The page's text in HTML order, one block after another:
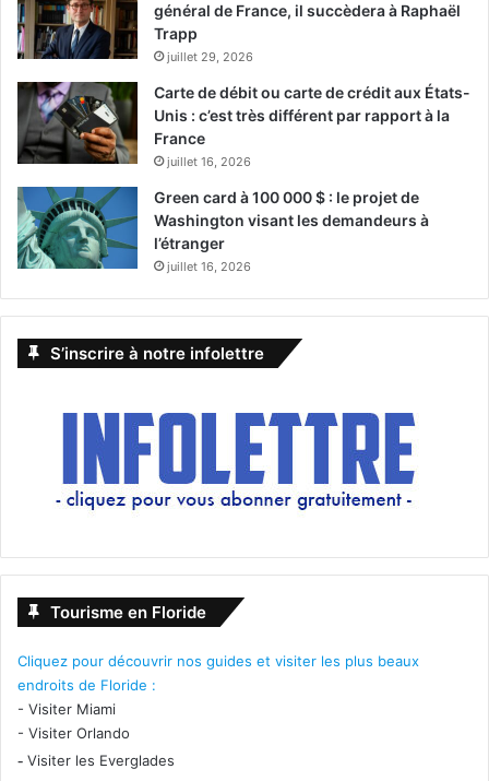
général de France, il succèdera à Raphaël
Trapp
juillet 29, 2026
Carte de débit ou carte de crédit aux États-
Unis : c’est très différent par rapport à la
France
juillet 16, 2026
Green card à 100 000 $ : le projet de
Washington visant les demandeurs à
l’étranger
juillet 16, 2026
S’inscrire à notre infolettre
Tourisme en Floride
Cliquez pour découvrir nos guides et visiter les plus beaux
endroits de Floride :
- Visiter Miami
- Visiter Orlando
- Visiter les Everglades